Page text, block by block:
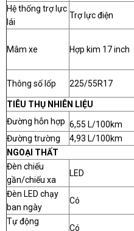
Hệ thống trợ lực
lái
Trợ lực điện
Mâm xe Hợp kim 17 inch
Thông số lốp 225/55R17
TIÊU THỤ NHIÊN LIỆU
Đường hỗn hợp 6,55 L/100km
Đường trường
4,93 L/100km
NGOẠI THẤT
Đèn chiếu
gần/chiếu xa
LED
Đèn LED chạy
ban ngày
Có
Tự động
Có